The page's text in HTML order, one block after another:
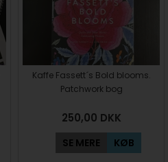
Kaffe Fassett´s Bold blooms.
Patchwork bog
250,00 DKK
SE MERE KØB